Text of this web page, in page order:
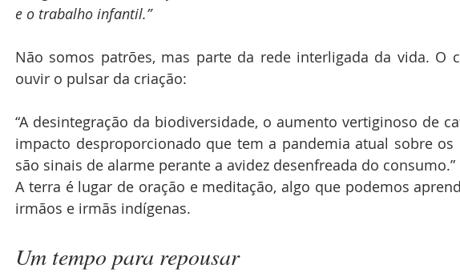
e o trabalho infantil.”
Não somos patrões, mas parte da rede interligada da vida. O
ouvir o pulsar da criação:
“A desintegração da biodiversidade, o aumento vertiginoso de
impacto desproporcionado que tem a pandemia atual sobre os
são sinais de alarme perante a avidez desenfreada do consumo.”
A terra é lugar de oração e meditação, algo que podemos
irmãos e irmãs indígenas.
Um tempo para repousar